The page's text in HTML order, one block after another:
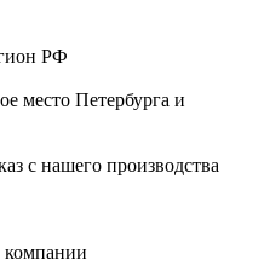
РФ
место Петербурга и
с нашего производства